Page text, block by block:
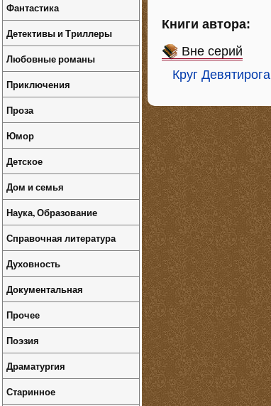
Книги автора:
Вне серий
Круг Девятирога
Фантастика
Детективы и Триллеры
Любовные романы
Приключения
Проза
Юмор
Детское
Дом и семья
Наука, Образование
Справочная литература
Духовность
Документальная
Прочее
Поэзия
Драматургия
Старинное